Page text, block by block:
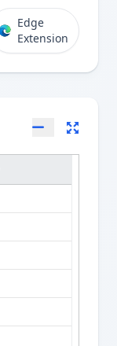
Edge
Extension